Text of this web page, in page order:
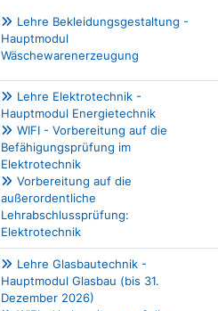
Lehre Bekleidungsgestaltung -
Hauptmodul
Wäschewarenerzeugung
Lehre Elektrotechnik -
Hauptmodul Energietechnik
WIFI - Vorbereitung auf die
Befähigungsprüfung im
Elektrotechnik
Vorbereitung auf die
außerordentliche
Lehrabschlussprüfung:
Elektrotechnik
Lehre Glasbautechnik -
Hauptmodul Glasbau (bis 31.
Dezember 2026)